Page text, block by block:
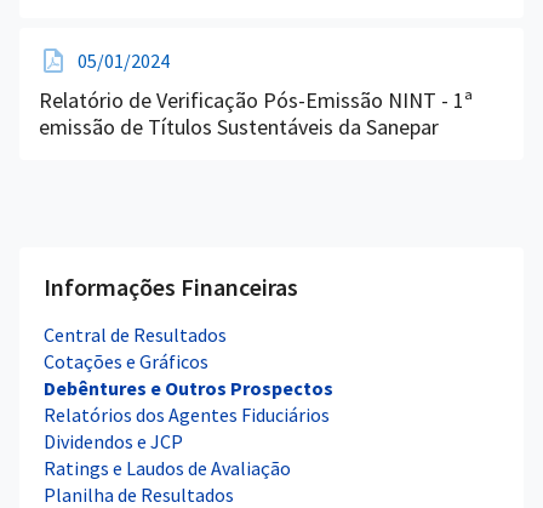
05/01/2024
Relatório de Verificação Pós-Emissão NINT - 1ª
emissão de Títulos Sustentáveis da Sanepar
Informações Financeiras
Central de Resultados
Cotações e Gráficos
Debêntures e Outros Prospectos
Relatórios dos Agentes Fiduciários
Dividendos e JCP
Ratings e Laudos de Avaliação
Planilha de Resultados